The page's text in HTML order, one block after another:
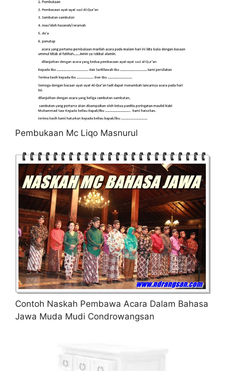
Pembukaan Mc Liqo Masnurul
Contoh Naskah Pembawa Acara Dalam Bahasa
Jawa Muda Mudi Condrowangsan